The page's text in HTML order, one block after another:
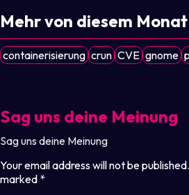
Mehr von diesem Monat
containerisierung crun CVE gnome
Sag uns deine Meinung
Sag uns deine Meinung
Your email address will not be published.
marked *